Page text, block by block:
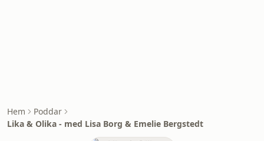
Hem
Poddar
Lika & Olika - med Lisa Borg & Emelie Bergstedt